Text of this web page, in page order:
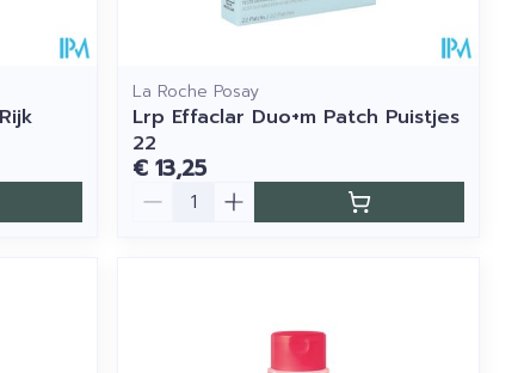
La Roche Posay
Lrp Effaclar Duo+m Patch Puistjes
22
€ 13,25
Aantal